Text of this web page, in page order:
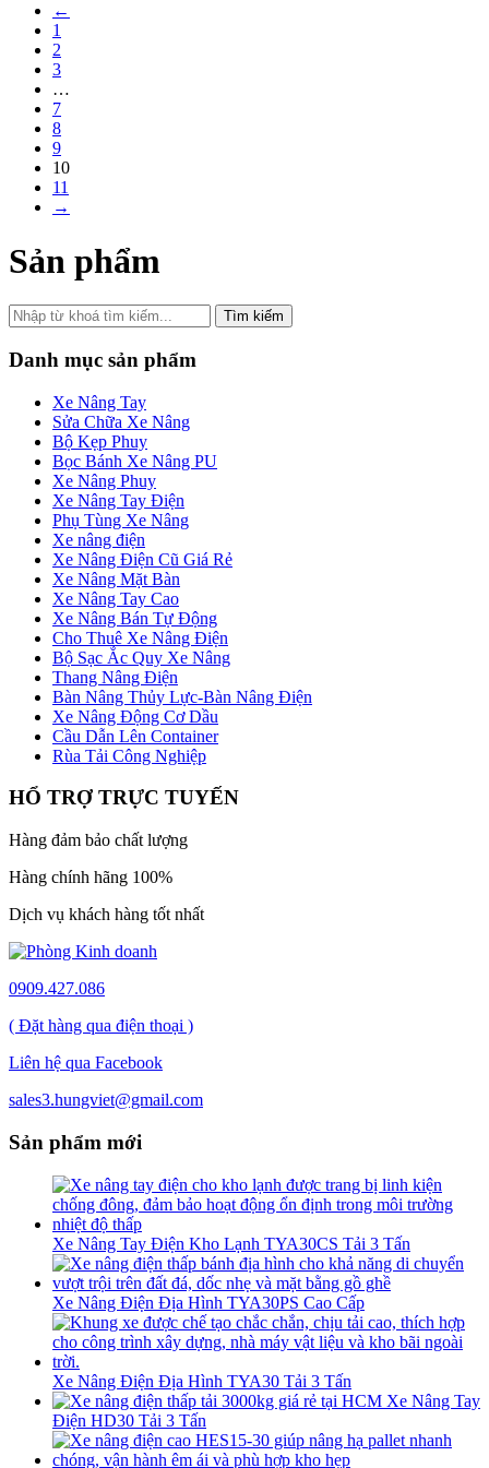
←
1
2
3
…
7
8
9
10
11
→
Sản phẩm
Tìm kiếm
Danh mục sản phẩm
Xe Nâng Tay
Sửa Chữa Xe Nâng
Bộ Kẹp Phuy
Bọc Bánh Xe Nâng PU
Xe Nâng Phuy
Xe Nâng Tay Điện
Phụ Tùng Xe Nâng
Xe nâng điện
Xe Nâng Điện Cũ Giá Rẻ
Xe Nâng Mặt Bàn
Xe Nâng Tay Cao
Xe Nâng Bán Tự Động
Cho Thuê Xe Nâng Điện
Bộ Sạc Ắc Quy Xe Nâng
Thang Nâng Điện
Bàn Nâng Thủy Lực-Bàn Nâng Điện
Xe Nâng Động Cơ Dầu
Cầu Dẫn Lên Container
Rùa Tải Công Nghiệp
HỔ TRỢ TRỰC TUYẾN
Hàng đảm bảo chất lượng
Hàng chính hãng 100%
Dịch vụ khách hàng tốt nhất
0909.427.086
( Đặt hàng qua điện thoại )
Liên hệ qua Facebook
sales3.hungviet@gmail.com
Sản phẩm mới
Xe Nâng Tay Điện Kho Lạnh TYA30CS Tải 3 Tấn
Xe Nâng Điện Địa Hình TYA30PS Cao Cấp
Xe Nâng Điện Địa Hình TYA30 Tải 3 Tấn
Xe Nâng Tay
Điện HD30 Tải 3 Tấn